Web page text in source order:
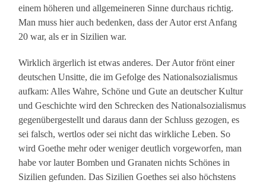
einem höheren und allgemeineren Sinne durchaus richtig.
Man muss hier auch bedenken, dass der Autor erst Anfang
20 war, als er in Sizilien war.
Wirklich ärgerlich ist etwas anderes. Der Autor frönt einer
deutschen Unsitte, die im Gefolge des Nationalsozialismus
aufkam: Alles Wahre, Schöne und Gute an deutscher Kultur
und Geschichte wird den Schrecken des Nationalsozialismus
gegenübergestellt und daraus dann der Schluss gezogen, es
sei falsch, wertlos oder sei nicht das wirkliche Leben. So
wird Goethe mehr oder weniger deutlich vorgeworfen, man
habe vor lauter Bomben und Granaten nichts Schönes in
Sizilien gefunden. Das Sizilien Goethes sei also höchstens